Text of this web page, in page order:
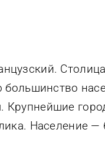
большинство
Крупнейшие
Население